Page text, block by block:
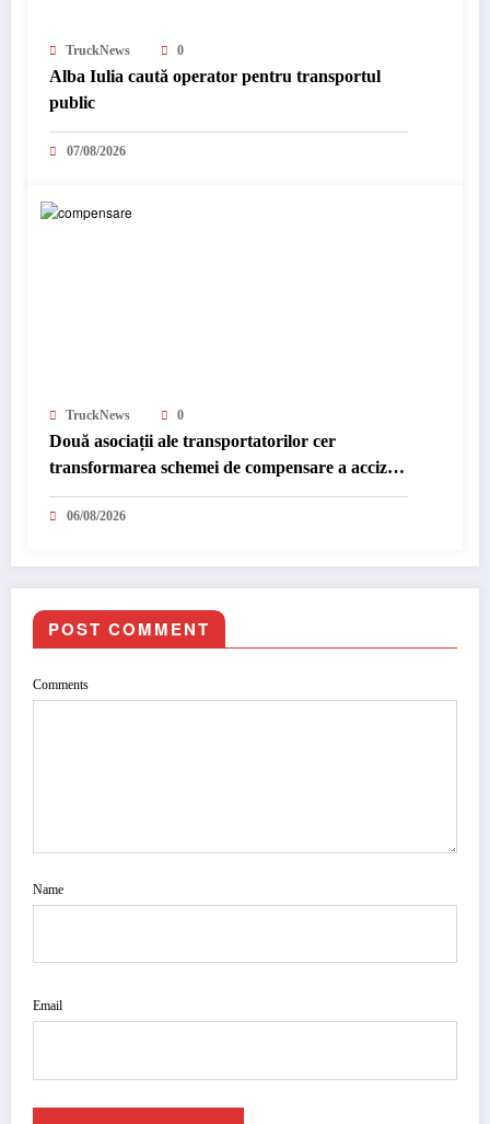
TruckNews 0
Alba Iulia caută operator pentru transportul
public
07/08/2026
TruckNews 0
Două asociații ale transportatorilor cer
transformarea schemei de compensare a accizei
în mecanism permanent
06/08/2026
POST COMMENT
Comments
Name
Email